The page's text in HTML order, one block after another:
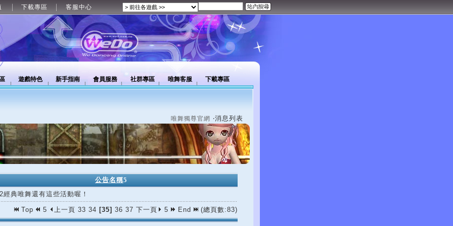
下載專區 客服中心
遊戲特色 新手指南 會員服務 社群專區 唯舞客服 下載專區
唯舞獨尊官網 ‧消息列表
公告名稱5
經典唯舞還有這些活動喔！
Top 5 上一頁 33 34 [35] 36 37 下一頁 5 End (總頁數:83)